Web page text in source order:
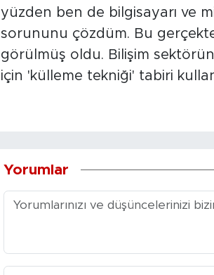
yüzden ben de bilgisayarı ve
sorununu çözdüm. Bu
görülmüş oldu. Bilişim
için 'külleme tekniği' tabiri
Yorumlar